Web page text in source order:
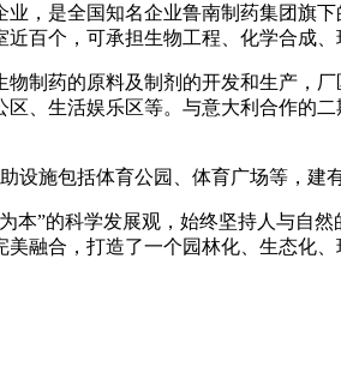
，是全国知名企业鲁南制药集团旗
百个，可承担生物工程、化学合成
制药的原料及制剂的开发和生产，
、生活娱乐区等。与意大利合作的
设施包括体育公园、体育广场等，
本”的科学发展观，始终坚持人与自
融合，打造了一个园林化、生态化、